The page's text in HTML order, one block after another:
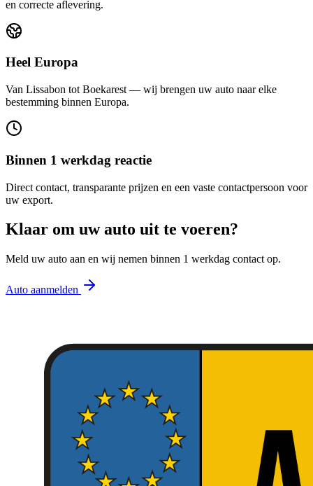
en correcte aflevering.
Heel Europa
Van Lissabon tot Boekarest — wij brengen uw auto naar elke
bestemming binnen Europa.
Binnen 1 werkdag reactie
Direct contact, transparante prijzen en een vaste contactpersoon voor
uw export.
Klaar om uw auto uit te voeren?
Meld uw auto aan en wij nemen binnen 1 werkdag contact op.
Auto aanmelden